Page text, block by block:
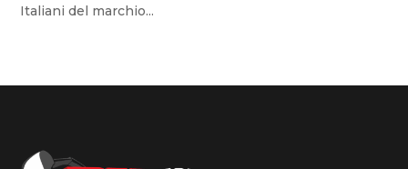
Italiani del marchio...